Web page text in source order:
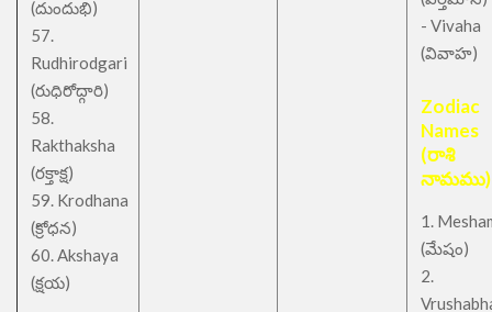
(దుందుభి)
57.
Rudhirodgari
(రుధిరోద్గారి)
58.
Rakthaksha
(రక్తాక్ష)
59. Krodhana
(క్రోధన)
60. Akshaya
(క్షయ)
- Vivaha
(వివాహ)
Zodiac
Names
(రాశి
నామము)
1.
(మేషం)
2.